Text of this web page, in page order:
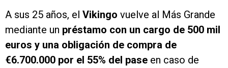
A sus 25 años, el Vikingo vuelve al Más Grande
mediante un préstamo con un cargo de 500 mil
euros y una obligación de compra de
€6.700.000 por el 55% del pase en caso de